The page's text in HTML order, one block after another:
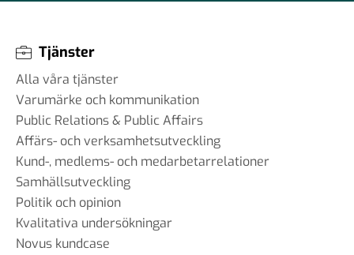
Tjänster
Alla våra tjänster
Varumärke och kommunikation
Public Relations & Public Affairs
Affärs- och verksamhetsutveckling
Kund-, medlems- och medarbetarrelationer
Samhällsutveckling
Politik och opinion
Kvalitativa undersökningar
Novus kundcase